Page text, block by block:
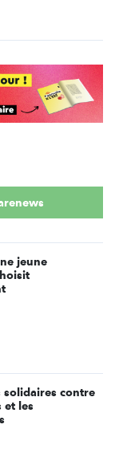
jeune
solidaires contre
et les